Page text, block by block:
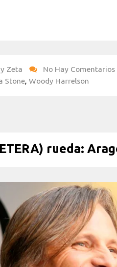
Zeta No Hay Comentarios
Stone, Woody Harrelson
rueda: